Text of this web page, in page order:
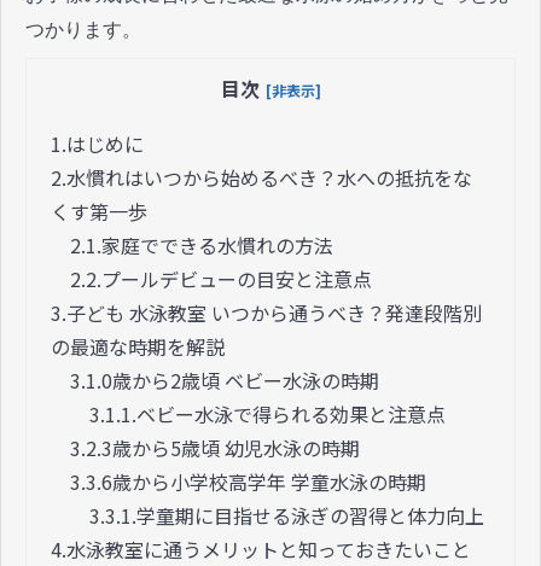
つかります。
目次 [非表示]
1.はじめに
2.水慣れはいつから始めるべき？水への抵抗をな
くす第一歩
2.1.家庭でできる水慣れの方法
2.2.プールデビューの目安と注意点
3.子ども 水泳教室 いつから通うべき？発達段階別
の最適な時期を解説
3.1.0歳から2歳頃 ベビー水泳の時期
3.1.1.ベビー水泳で得られる効果と注意点
3.2.3歳から5歳頃 幼児水泳の時期
3.3.6歳から小学校高学年 学童水泳の時期
3.3.1.学童期に目指せる泳ぎの習得と体力向上
4.水泳教室に通うメリットと知っておきたいこと